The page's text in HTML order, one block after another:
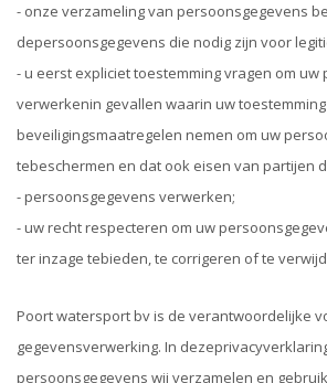
- onze verzameling van persoonsgegevens
depersoonsgegevens die nodig zijn voor
- u eerst expliciet toestemming vragen om
verwerkenin gevallen waarin uw
beveiligingsmaatregelen nemen om uw
tebeschermen en dat ook eisen van partijen
- persoonsgegevens verwerken;
- uw recht respecteren om uw
ter inzage tebieden, te corrigeren of te
Poort watersport bv is de verantwoordelijke
gegevensverwerking. In
persoonsgegevens wij verzamelen en